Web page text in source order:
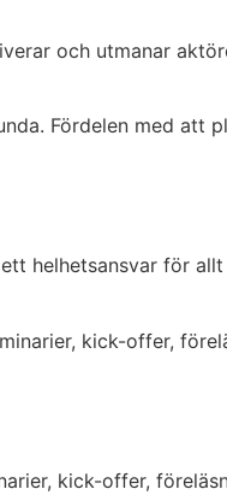
och utmanar
Fördelen med att
helhetsansvar för
kick-offer,
kick-offer,